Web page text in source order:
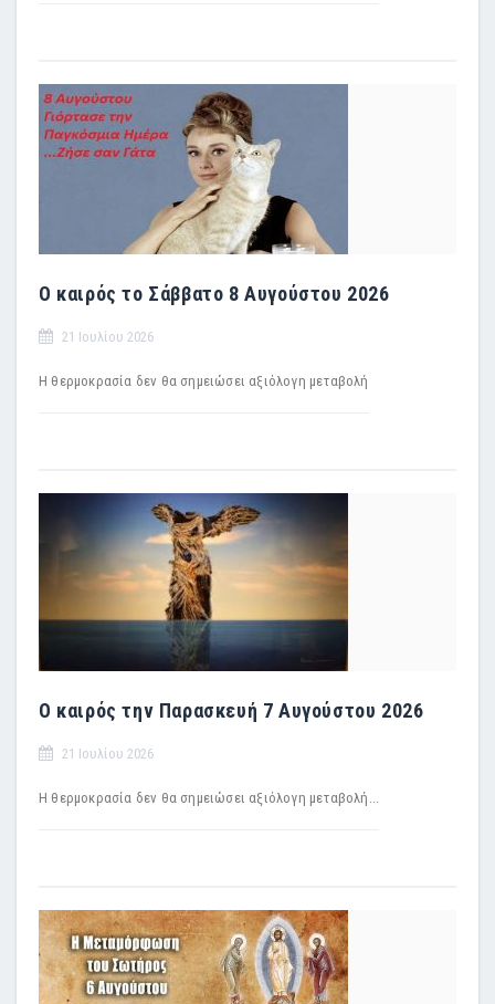
Ο καιρός το Σάββατο 8 Αυγούστου 2026
21 Ιουλίου 2026
Η θερμοκρασία δεν θα σημειώσει αξιόλογη μεταβολή
Ο καιρός την Παρασκευή 7 Αυγούστου 2026
21 Ιουλίου 2026
Η θερμοκρασία δεν θα σημειώσει αξιόλογη μεταβολή...